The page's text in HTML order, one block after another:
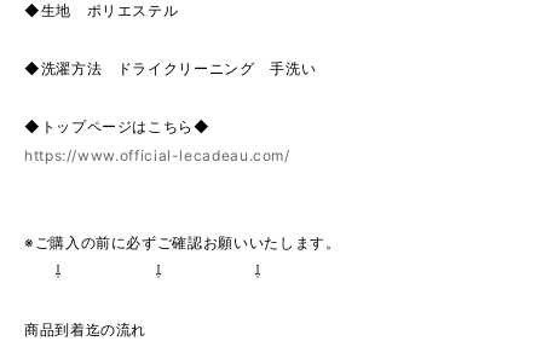
◆生地 ポリエステル
◆洗濯方法 ドライクリーニング 手洗い
◆トップページはこちら◆
https://www.official-lecadeau.com/
※ご購入の前に必ずご確認お願いいたします。
⇩ ⇩ ⇩
商品到着迄の流れ